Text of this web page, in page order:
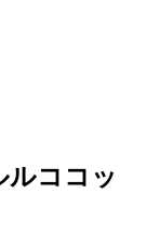
ルココッ